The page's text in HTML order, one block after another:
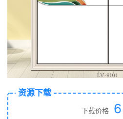
资源下载
下载价格 6